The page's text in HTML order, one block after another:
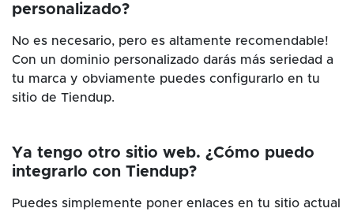
personalizado?
No es necesario, pero es altamente recomendable!
Con un dominio personalizado darás más seriedad a
tu marca y obviamente puedes configurarlo en tu
sitio de Tiendup.
Ya tengo otro sitio web. ¿Cómo puedo
integrarlo con Tiendup?
Puedes simplemente poner enlaces en tu sitio actual